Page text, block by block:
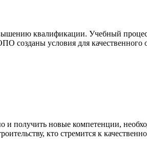
квалификации. Учебный
созданы условия для качественного
и получить новые компетенции,
кто стремится к